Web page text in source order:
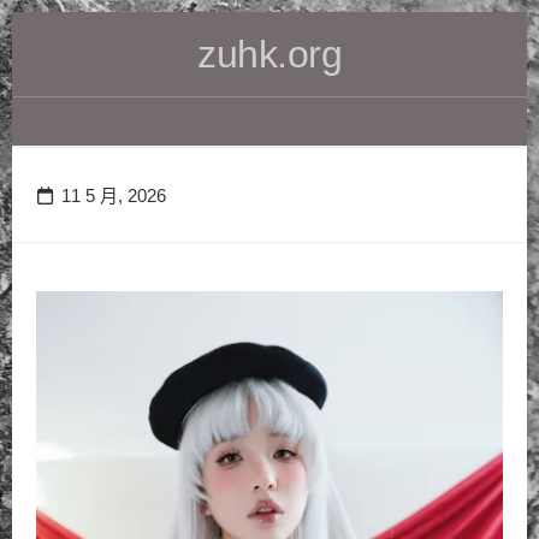
Skip
to
content
zuhk.org
11 5 月, 2026